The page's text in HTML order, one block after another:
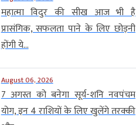
महात्मा विदुर की सीख आज भी है
प्रासंगिक, सफलता पाने के लिए छोड़नी
होंगी ये...
August 06, 2026
7 अगस्त को बनेगा सूर्य-शनि नवपंचम
योग, इन 4 राशियों के लिए खुलेंगे तरक्की